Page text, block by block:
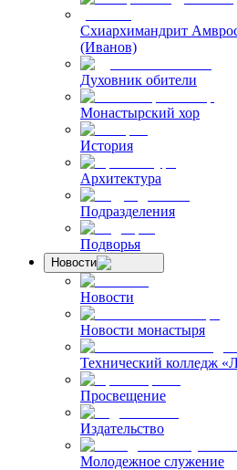
Схиархимандрит
(Иванов)
Духовник обители
Монастырский хор
История
Архитектура
Подразделения
Подворья
Новости
Новости
Новости монастыря
Технический колледж
Просвещение
Издательство
Молодежное служение